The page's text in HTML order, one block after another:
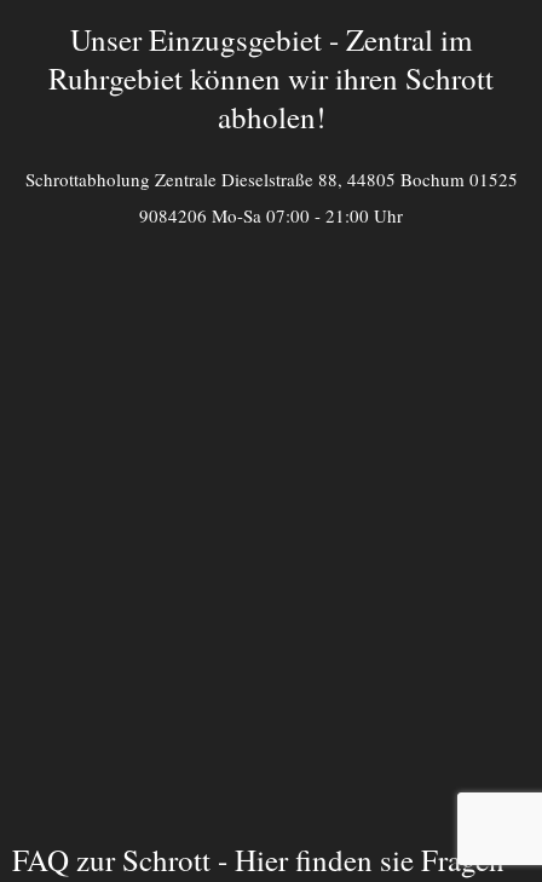
Unser Einzugsgebiet - Zentral im
Ruhrgebiet können wir ihren Schrott
abholen!
Schrottabholung Zentrale Dieselstraße 88, 44805 Bochum 01525
9084206 Mo-Sa 07:00 - 21:00 Uhr
FAQ zur Schrott - Hier finden sie Fragen